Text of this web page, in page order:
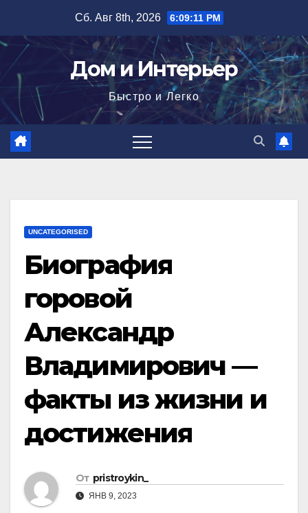
содержимому
Сб. Авг 8th, 2026 6:09:12 PM
Дом и Интерьер
Быстро и Легко
UNCATEGORISED
Биография
горовой
Александр
Владимирович —
факты из жизни и
достижения
От pristroykin_
ЯНВ 9, 2023